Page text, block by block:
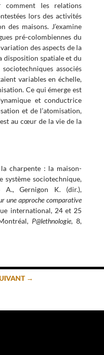
comment les relations
lors des activités
des maisons. J’examine
pré-colombiennes du
des aspects de la
disposition spatiale et du
associés
variables en échelle,
Ce qui émerge est
et conductrice
et de l’atomisation,
au cœur de la vie de la
charpente : la maison-
système sociotechnique,
A., Gernigon K. (dir.),
une approche comparative
international, 24 et 25
P@lethnologie, 8,
→